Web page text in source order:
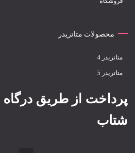
محصولات متاتریدر
متاتريدر 4
متاتريدر 5
پرداخت از طریق
شتاب